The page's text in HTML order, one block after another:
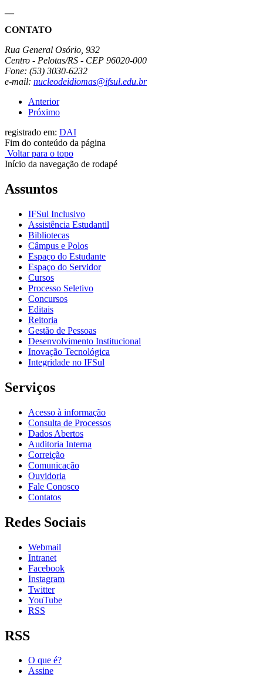
CONTATO
Rua General Osório, 932
Centro - Pelotas/RS - CEP 96020-000
Fone: (53) 3030-6232
e-mail: nucleodeidiomas@ifsul.edu.br
Anterior
Próximo
registrado em: DAI
Fim do conteúdo da página
Voltar para o topo
Início da navegação de rodapé
Assuntos
IFSul Inclusivo
Assistência Estudantil
Bibliotecas
Câmpus e Polos
Espaço do Estudante
Espaço do Servidor
Cursos
Processo Seletivo
Concursos
Editais
Reitoria
Gestão de Pessoas
Desenvolvimento Institucional
Inovação Tecnológica
Integridade no IFSul
Serviços
Acesso à informação
Consulta de Processos
Dados Abertos
Auditoria Interna
Correição
Comunicação
Ouvidoria
Fale Conosco
Contatos
Redes Sociais
Webmail
Intranet
Facebook
Instagram
Twitter
YouTube
RSS
RSS
O que é?
Assine